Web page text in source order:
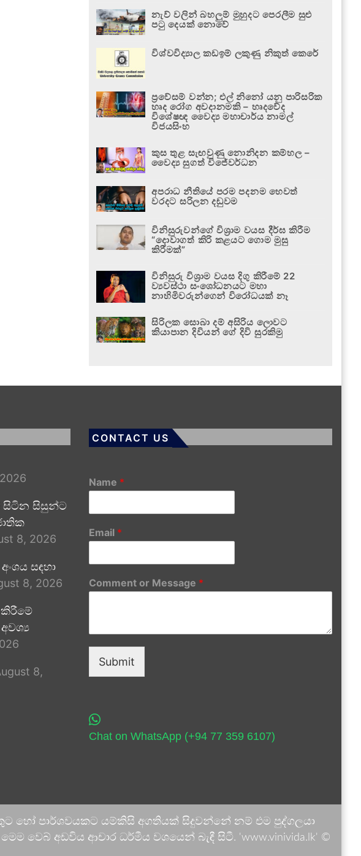
නැව් වලින් බහලුම් මුහුදට පෙරලීම සුළු
පටු දෙයක් නොවේ
විශ්වවිද්‍යාල කඩඉම් ලකුණු නිකුත් කෙරේ
ප්‍රවේසම් වන්න; එල් නිනෝ යනු පාරිසරික
හෘද රෝග අවදානමකි – හෘදවේද
විශේෂඥ වෛද්‍ය මහාචාර්ය නාමල්
විජයසිංහ
කුස තුළ සැඟවුණු නොනිදන කම්හල –
වෛද්‍ය සුගත් විජේවර්ධන
අපරාධ නීතියේ පරම පදනම හෙවත්
වරදට සරිලන දඬුවම
විනිසුරුවන්ගේ විශ්‍රාම වයස දීර්ඝ කිරීම
“දොවාගත් කිරි කළයට ගොම මුසු
කිරීමක්”
විනිසුරු විශ්‍රාම වයස දිගු කිරීමේ 22
ව්‍යවස්ථා සංශෝධනයට මහා
නාහිමිවරුන්ගෙන් විරෝධයක් නෑ
සිරිලක සොබා දම් අසිරිය ලොවට
කියාපාන දිවියන් ගේ දිවි සුරකිමු
සිටින සිසුන්ට
8, 2026
සඳහා
8, 2026
8,
CONTACT US
Name *
Email *
Comment or Message *
Submit
Chat on WhatsApp (+94 77 359 6107)
හෝ පාර්ශවයකට යම්කිසි අගතියක් සිදුවන්නේ නම් එම පුද්ගලයා
අඩවිය ආචාර ධර්මීය වශයෙන් බැඳී සිටී. 'www.vinivida.lk' ©